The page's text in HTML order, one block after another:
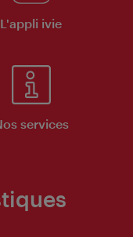
L'appli ivie
services